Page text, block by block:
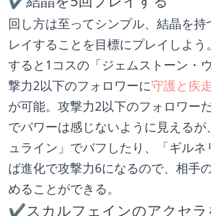
回し方は至ってシンプル、結晶を
レイすることを目標にプレイしよ
すると1コスの「ジェムストーン・
撃力2以下のフォロワーに守護と疾
が可能。攻撃力2以下のフォロワー
でパワーは感じないように見えるが
ュライン」でバフしたり、「ギル
ば進化で攻撃力6になるので、相手
めることができる。
✔スカルフェインのアクセラ